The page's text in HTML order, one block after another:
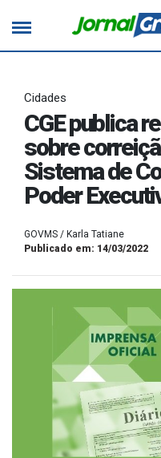
Cidades
CGE publica
sobre
Sistema de
Poder
GOVMS / Karla Tatiane
Publicado em: 14/03/2022